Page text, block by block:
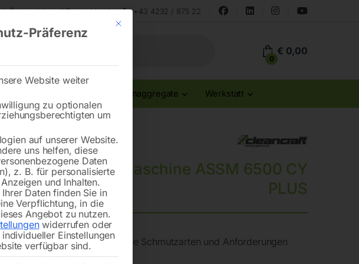
Österreich und Deutschland +43 4232 / 875 22
0
€ 0,00
Stromaggregate Werkstatt
ASSM 6500 CY
PLUS
Ausstattungsvarianten für alle Schmutzarten und Anforderungen
Mit diesem Button wird der Dialog geschlossen. Seine Funktionalität ist
Präferenz
Website weiter
zu optionalen
um
auf unserer Website.
uns helfen, diese
Daten
z. B. für personalisierte
und Inhalten.
Daten finden Sie in
Verpflichtung, in die
Angebot zu nutzen.
widerrufen oder
Einstellungen
verfügbar sind.